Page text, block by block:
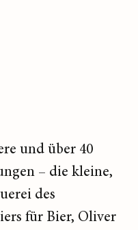
und über 40
– die kleine,
des
für Bier, Oliver